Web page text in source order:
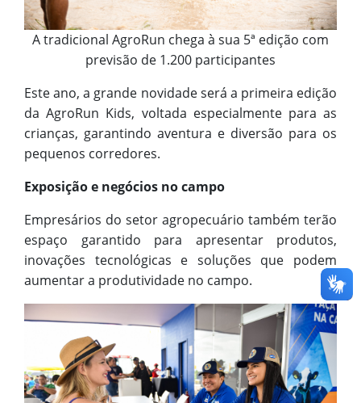
A tradicional AgroRun chega à sua 5ª edição com
previsão de 1.200 participantes
Este ano, a grande novidade será a primeira edição
da AgroRun Kids, voltada especialmente para as
crianças, garantindo aventura e diversão para os
pequenos corredores.
Exposição e negócios no campo
Empresários do setor agropecuário também terão
espaço garantido para apresentar produtos,
inovações tecnológicas e soluções que podem
aumentar a produtividade no campo.